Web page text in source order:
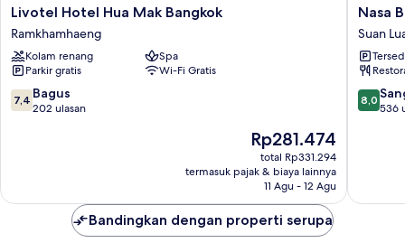
Livotel
Hotel
Hua
Mak
Bangkok
Ramkhamhaeng
Livotel Hotel Hua Mak Bangkok
Ramkhamhaeng
Kolam renang
Spa
Parkir gratis
Wi-Fi Gratis
7.4
dari
7,4 Bagus
202 ulasan
Harga
sekarang
Rp281.474
Rp281.474
total Rp331.294
termasuk pajak & biaya lainnya
11 Agu - 12 Agu
Nasa
Suan
Luang
Nasa
Suan
8.0
dari
8,0
536
Bandingkan dengan properti serupa